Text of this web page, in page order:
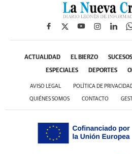
ACTUALIDAD EL BIERZO SUCESOS
ESPECIALES DEPORTES
AVISO LEGAL POLÍTICA DE
QUIÉNES SOMOS CONTACTO